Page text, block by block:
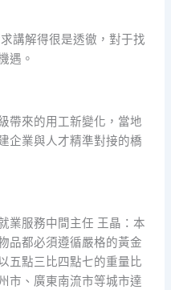
講解得很是透徹，對于找
遇。
帶來的用工新變化，當地
企業與人才精準對接的橋
業服務中間主任 王晶：本
品都必須遵循嚴格的黃金
五點三比四點七的重量比
市、廣東南流市等城市達